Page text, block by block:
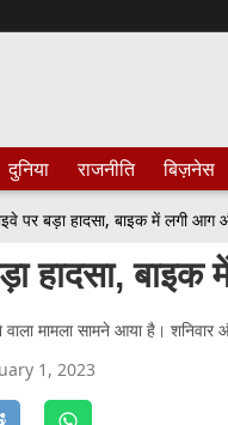
दुनिया राजनीति बिज़नेस
पर बड़ा हादसा, बाइक में लगी
हादसा,
मामला सामने आया है।
1, 2023